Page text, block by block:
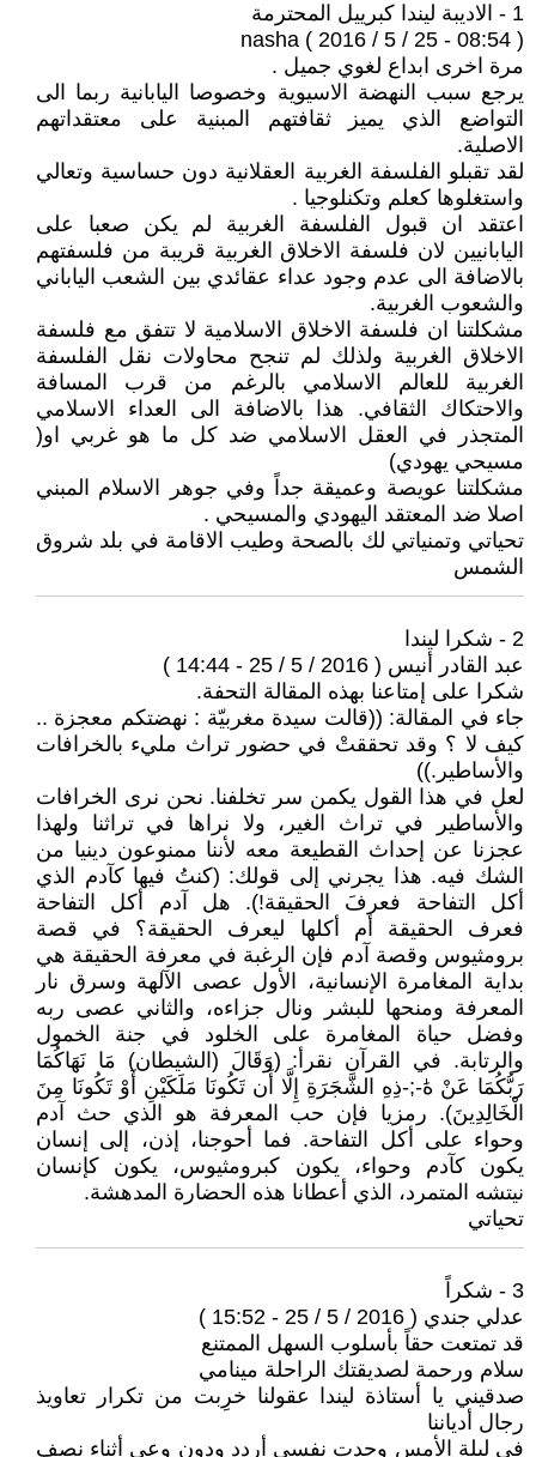
1 - الاديبة ليندا كبرييل المحترمة
nasha ( 2016 / 5 / 25 - 08:54 )
مرة اخرى ابداع لغوي جميل .
يرجع سبب النهضة الاسيوية وخصوصا اليابانية ربما الى
التواضع الذي يميز ثقافتهم المبنية على معتقداتهم
الاصلية.
لقد تقبلو الفلسفة الغربية العقلانية دون حساسية وتعالي
واستغلوها كعلم وتكنلوجيا .
اعتقد ان قبول الفلسفة الغربية لم يكن صعبا على
اليابانيين لان فلسفة الاخلاق الغربية قريبة من فلسفتهم
بالاضافة الى عدم وجود عداء عقائدي بين الشعب الياباني
والشعوب الغربية.
مشكلتنا ان فلسفة الاخلاق الاسلامية لا تتفق مع فلسفة
الاخلاق الغربية ولذلك لم تنجح محاولات نقل الفلسفة
الغربية للعالم الاسلامي بالرغم من قرب المسافة
والاحتكاك الثقافي. هذا بالاضافة الى العداء الاسلامي
المتجذر في العقل الاسلامي ضد كل ما هو غربي او(
مسيحي يهودي)
مشكلتنا عويصة وعميقة جداً وفي جوهر الاسلام المبني
اصلا ضد المعتقد اليهودي والمسيحي .
تحياتي وتمنياتي لك بالصحة وطيب الاقامة في بلد شروق
الشمس
2 - شكرا ليندا
عبد القادر أنيس ( 2016 / 5 / 25 - 14:44 )
شكرا على إمتاعنا بهذه المقالة التحفة.
جاء في المقالة: ((قالت سيدة مغربيّة : نهضتكم معجزة ..
كيف لا ؟ وقد تحققتْ في حضور تراث مليء بالخرافات
والأساطير.))
لعل في هذا القول يكمن سر تخلفنا. نحن نرى الخرافات
والأساطير في تراث الغير، ولا نراها في تراثنا ولهذا
عجزنا عن إحداث القطيعة معه لأننا ممنوعون دينيا من
الشك فيه. هذا يجرني إلى قولك: (كنتُ فيها كآدم الذي
أكل التفاحة فعرفَ الحقيقة!). هل آدم أكل التفاحة
فعرف الحقيقة أم أكلها ليعرف الحقيقة؟ في قصة
برومثيوس وقصة آدم فإن الرغبة في معرفة الحقيقة هي
بداية المغامرة الإنسانية، الأول عصى الآلهة وسرق نار
المعرفة ومنحها للبشر ونال جزاءه، والثاني عصى ربه
وفضل حياة المغامرة على الخلود في جنة الخمول
والرتابة. في القرآن نقرأ: (وَقَالَ (الشيطان) مَا نَهَاكُمَا
رَبُّكُمَا عَنْ هَٰ-;-ذِهِ الشَّجَرَةِ إِلَّا أَن تَكُونَا مَلَكَيْنِ أَوْ تَكُونَا مِنَ
الْخَالِدِينَ). رمزيا فإن حب المعرفة هو الذي حث آدم
وحواء على أكل التفاحة. فما أحوجنا، إذن، إلى إنسان
يكون كآدم وحواء، يكون كبرومثيوس، يكون كإنسان
نيتشه المتمرد، الذي أعطانا هذه الحضارة المدهشة.
تحياتي
3 - شكراً
عدلي جندي ( 2016 / 5 / 25 - 15:52 )
قد تمتعت حقاً بأسلوب السهل الممتنع
سلام ورحمة لصديقتك الراحلة مينامي
صدقيني يا أستاذة ليندا عقولنا خرِبت من تكرار تعاويذ
رجال أدياننا
في ليلة الأمس وجدت نفسي أردد ودون وعي أثناء نصف